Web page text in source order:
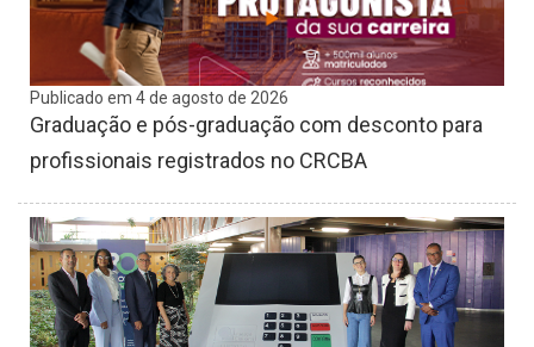
Publicado em 4 de agosto de 2026
Graduação e pós-graduação com desconto para
profissionais registrados no CRCBA